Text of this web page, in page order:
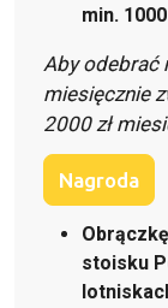
min. 1000
Aby odebrać
miesięcznie
2000 zł
Nagroda
stoisku